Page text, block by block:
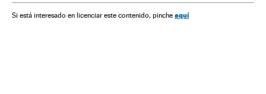
América Delitos Política Administração pública
Si está interesado en licenciar este contenido, pinche aquí